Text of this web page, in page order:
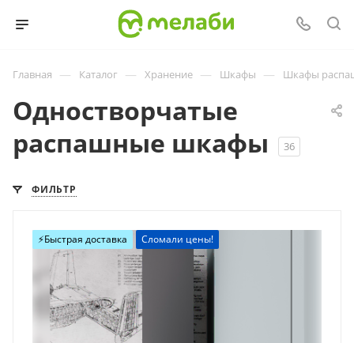
Главная — Каталог — Хранение — Шкафы — Шкафы
Одностворчатые
распашные шкафы
36
ФИЛЬТР
⚡️Быстрая доставка Сломали цены!